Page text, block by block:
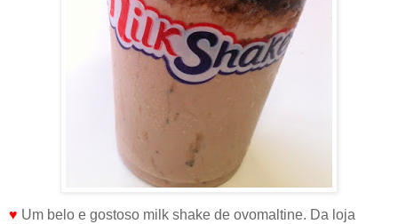
♥ Um belo e gostoso milk shake de ovomaltine. Da loja